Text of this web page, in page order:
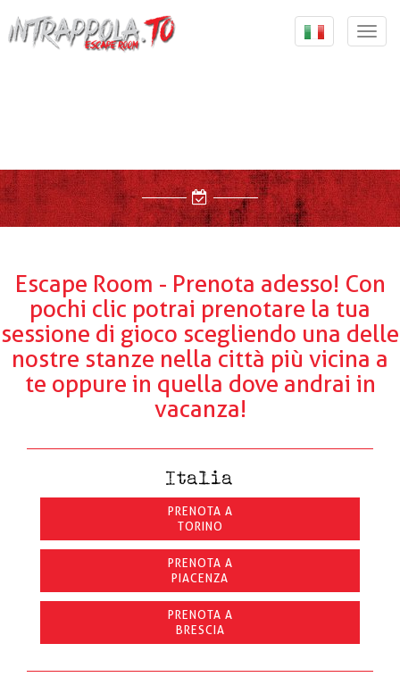
"Organization", "url": "https://intrappola.to", "logo":
"https://intrappola.to/assets/img/
Escape Room - Prenota adesso! Con
pochi clic potrai prenotare la tua
sessione di gioco scegliendo una delle
nostre stanze nella città più vicina a
te oppure in quella dove andrai in
vacanza!
Italia
PRENOTA A
TORINO
PRENOTA A
PIACENZA
PRENOTA A
BRESCIA